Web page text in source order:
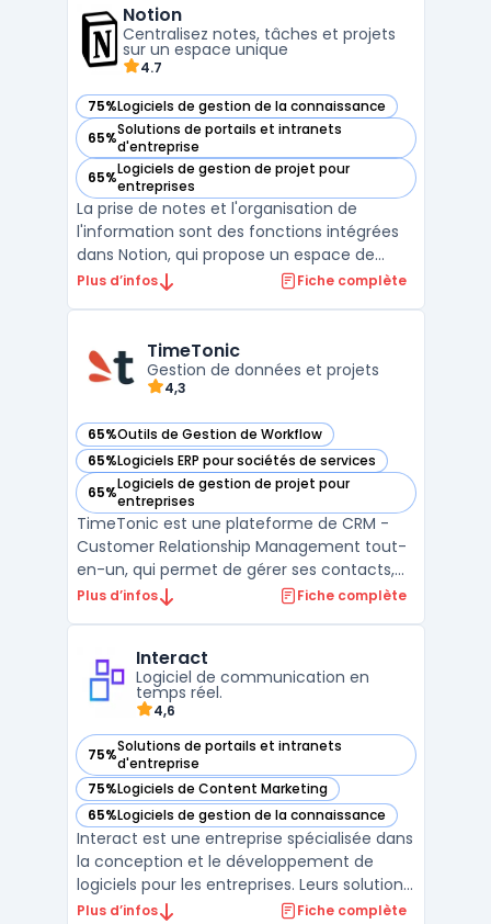
gestion complète des documents, depuis
leur création, leur validation, jusqu’à ...
Notion
Centralisez notes, tâches et projets
sur un espace unique
4.7
75%Logiciels de gestion de la connaissance
— voir Notion dans cette catégorie
65%Solutions de portails et intranets
d'entreprise
— voir Notion dans cette catégorie
65%Logiciels de gestion de projet pour
entreprises
— voir Notion dans cette catégorie
La prise de notes et l'organisation de
l'information sont des fonctions intégrées
dans Notion, qui propose un espace de
travail collaboratif pour des équipes de
documents et des projets dans une seule
interface. La pla ...
Plus d’infos Fiche complète
TimeTonic
Gestion de données et projets
4,3
65%Outils de Gestion de Workflow
— voir TimeTonic dans cette catégorie
65%Logiciels ERP pour sociétés de services
— voir TimeTonic dans cette catégorie
65%Logiciels de gestion de projet pour
entreprises
— voir TimeTonic dans cette catégorie
TimeTonic est une plateforme de CRM -
Customer Relationship Management tout-
en-un, qui permet de gérer ses contacts,
projets, tâches et temps de manière
utilisateurs peuvent facilement accéder à
toutes leurs informations et inte ...
Plus d’infos Fiche complète
Interact
Logiciel de communication en
temps réel.
4,6
75%Solutions de portails et intranets
d'entreprise
— voir Interact dans cette catégorie
75%Logiciels de Content Marketing
— voir Interact dans cette catégorie
65%Logiciels de gestion de la connaissance
— voir Interact dans cette catégorie
Interact est une entreprise spécialisée dans
la conception et le développement de
logiciels pour les entreprises. Leurs solutions
sont adaptées à tous types d'activités, de
Plus d’infos Fiche complète